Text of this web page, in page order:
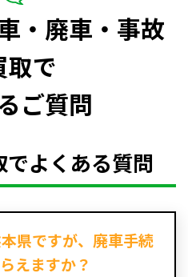
・廃車・事故
取で
ご質問
よくある質問
県ですが、廃車手続
えますか？